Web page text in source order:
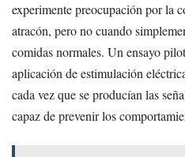
experimente preocupación por la
atracón, pero no cuando
comidas normales. Un ensayo
aplicación de estimulación
cada vez que se producían las
capaz de prevenir los